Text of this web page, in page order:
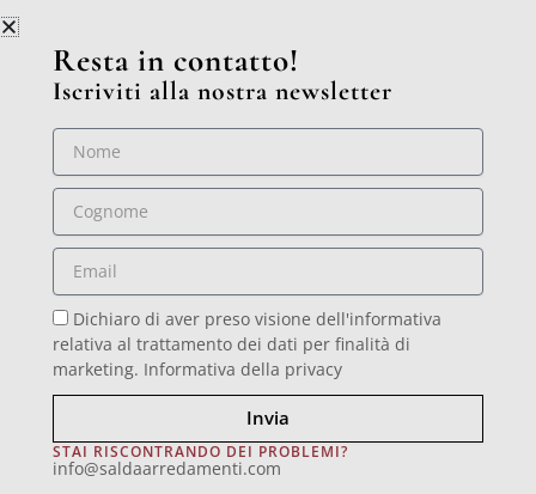
PRECEDENTE
showroom&uffici
Via Trieste, 101/W 20821
Meda (MB) – Italia
F
a
I
n
Y
o
L
i
Resta in contatto!
Iscriviti alla nostra newsletter
Nome
Cognome
Email
Dichiaro di aver preso visione dell'informativa
relativa al trattamento dei dati per finalità di
marketing. Informativa della privacy
Invia
STAI RISCONTRANDO DEI PROBLEMI?
info@saldaarredamenti.com